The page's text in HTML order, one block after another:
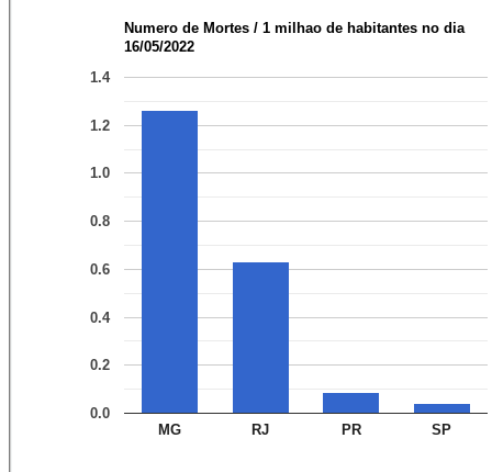
Numero de Mortes / 1 milhao de habitantes no dia
16/05/2022
MG RJ PR SP
0.0
0.2
0.4
0.6
0.8
1.0
1.2
1.4